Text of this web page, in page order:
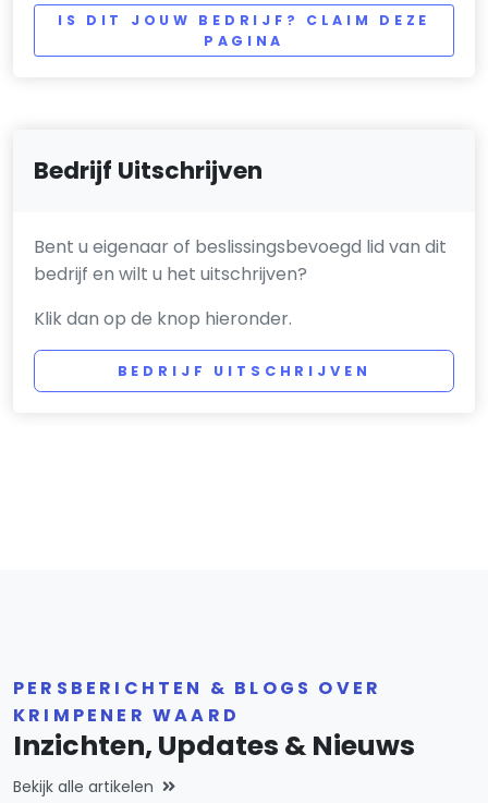
IS DIT JOUW BEDRIJF? CLAIM DEZE
PAGINA
Bedrijf Uitschrijven
Bent u eigenaar of beslissingsbevoegd lid van dit
bedrijf en wilt u het uitschrijven?
Klik dan op de knop hieronder.
BEDRIJF UITSCHRIJVEN
PERSBERICHTEN & BLOGS OVER
KRIMPENER WAARD
Inzichten, Updates & Nieuws
Bekijk alle artikelen